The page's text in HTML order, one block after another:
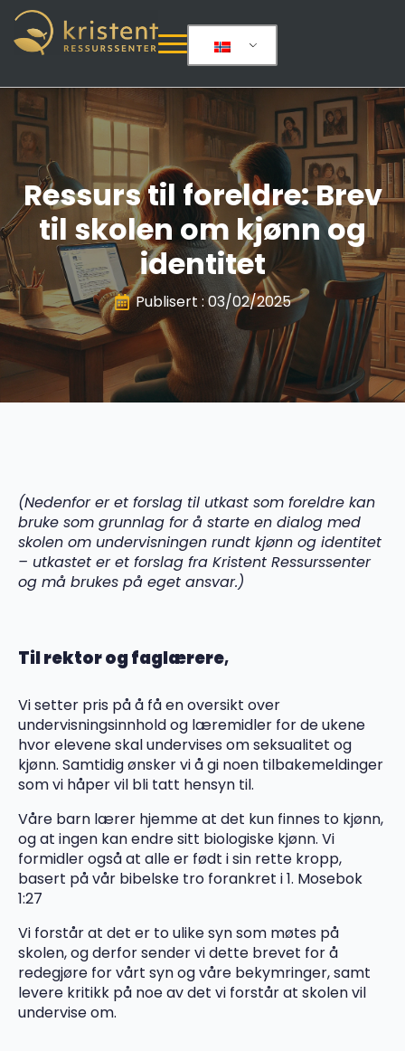
Ressurs til foreldre: Brev
til skolen om kjønn og
identitet
Publisert : 03/02/2025
(Nedenfor er et forslag til utkast som foreldre kan
bruke som grunnlag for å starte en dialog med
skolen om undervisningen rundt kjønn og identitet
– utkastet er et forslag fra Kristent Ressurssenter
og må brukes på eget ansvar.)
Til rektor og faglærere,
Vi setter pris på å få en oversikt over
undervisningsinnhold og læremidler for de ukene
hvor elevene skal undervises om seksualitet og
kjønn. Samtidig ønsker vi å gi noen tilbakemeldinger
som vi håper vil bli tatt hensyn til.
Våre barn lærer hjemme at det kun finnes to kjønn,
og at ingen kan endre sitt biologiske kjønn. Vi
formidler også at alle er født i sin rette kropp,
basert på vår bibelske tro forankret i 1. Mosebok
1:27
Vi forstår at det er to ulike syn som møtes på
skolen, og derfor sender vi dette brevet for å
redegjøre for vårt syn og våre bekymringer, samt
levere kritikk på noe av det vi forstår at skolen vil
undervise om.